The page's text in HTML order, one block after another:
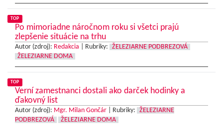
TOP
Po mimoriadne náročnom roku si všetci prajú
zlepšenie situácie na trhu
Autor (zdroj): Redakcia Rubriky:
ŽELEZIARNE PODBREZOVÁ
ŽELEZIARNE DOMA
TOP
Verní zamestnanci dostali ako darček hodinky a
ďakovný list
Autor (zdroj): Mgr. Milan Gončár Rubriky:
ŽELEZIARNE
PODBREZOVÁ
ŽELEZIARNE DOMA